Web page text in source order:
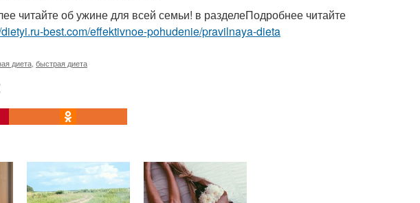
читайте об ужине для всей семьи! в разделеПодробнее читайте
dietyi.ru-best.com/effektivnoe-pohudenie/pravilnaya-dieta
диета быстрая диета